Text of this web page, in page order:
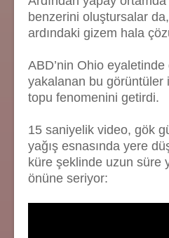
benzerini oluştursalar
ardındaki gizem hala
ABD’nin Ohio
yakalanan bu görüntüler
topu fenomenini getirdi.
15 saniyelik video, gök
yağış esnasında yere
küre şeklinde uzun süre
önüne seriyor: